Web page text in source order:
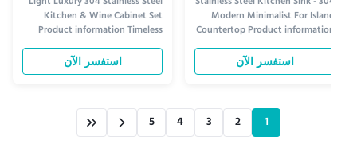
Modern Minimalist For
Countertop Product
Elegant Design for
Kitchens Crafted from
304 stainless steel,
aesthetics. Its
undermount design
استفسر الآن
Kitchen & Wine Cabinet Set
Product information Timeless
Elegance for Your Kitchen The
Light Luxury 304 Stainless Steel
Kitchen & Wine Cabinet Set
Crafted from premium 304
stainless steel, this set resists ...
استفسر الآن
2
3
4
5